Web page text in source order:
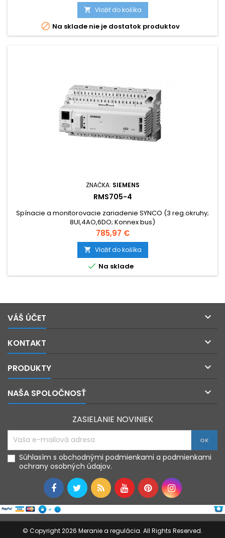
 Vložiť do košíka
 Na sklade nie je dostatok produktov
ZNAČKA: SIEMENS
RMS705-4
Spínacie a monitorovacie zariadenie SYNCO (3 reg.okruhy;
8UI,4AO,6DO; Konnex bus)
Cena
785,97 €
 Vložiť do košíka
 Na sklade
VÁŠ ÚČET 
KONTAKT 
PRODUKTY 
NAŠA SPOLOČNOSŤ 
ZASIELANIE NOVINIEK
Súhlasím s obchodnými podmienkami a podmienkami
ochrany osobných údajov.
© Copyright 2026 Meranie a regulácia. All Rights Reserved.